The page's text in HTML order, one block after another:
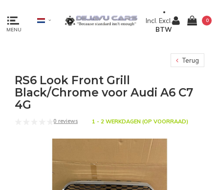
MENU
Incl. Excl.
BTW
0
Terug
RS6 Look Front Grill
Black/Chrome voor Audi A6 C7
4G
0 reviews 1 - 2 WERKDAGEN (OP VOORRAAD)